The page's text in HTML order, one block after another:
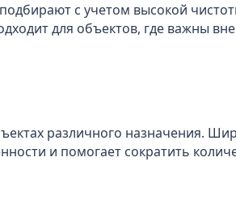
с учетом высокой
для объектов, где важны
различного назначения.
и помогает сократить